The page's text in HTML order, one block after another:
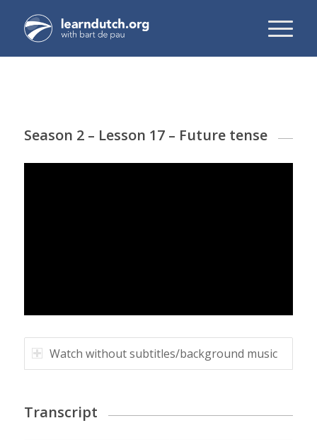
Season 2 – Lesson 17 – Future tense
Watch without subtitles/background music
Transcript